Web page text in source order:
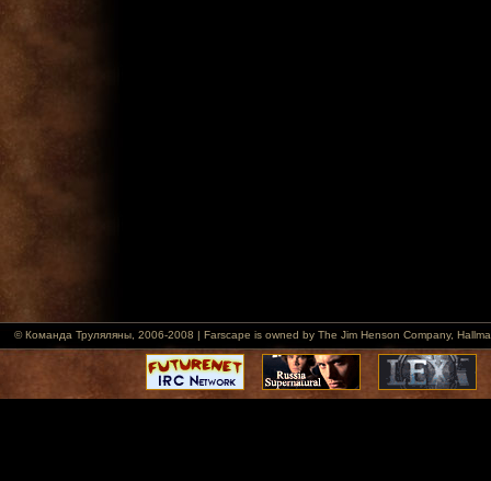
© Команда Труляляны, 2006-2008 | Farscape is owned by The Jim Henson Company,